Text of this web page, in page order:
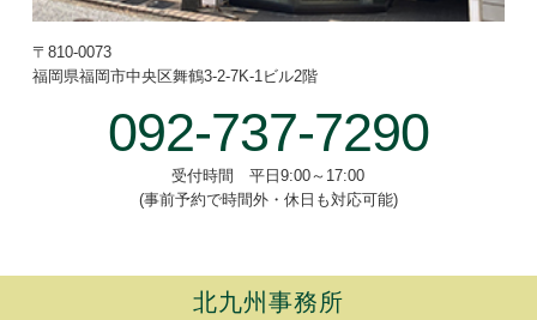
〒810-0073
福岡県福岡市中央区舞鶴3-2-7K-1ビル2階
092-737-7290
受付時間 平日9:00～17:00
(事前予約で時間外・休日も対応可能)
北九州事務所